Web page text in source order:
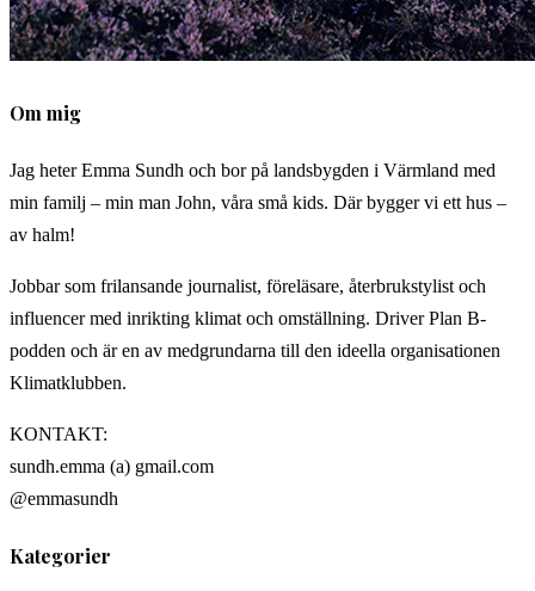
Om mig
Jag heter Emma Sundh och bor på landsbygden i Värmland med
min familj – min man John, våra små kids. Där bygger vi ett hus –
av halm!
Jobbar som frilansande journalist, föreläsare, återbrukstylist och
influencer med inrikting klimat och omställning. Driver Plan B-
podden och är en av medgrundarna till den ideella organisationen
Klimatklubben.
KONTAKT:
sundh.emma (a) gmail.com
@emmasundh
Kategorier